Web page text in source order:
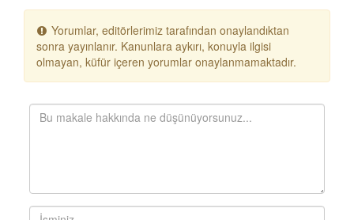
Yorumlar, editörlerimiz tarafından onaylandıktan
sonra yayınlanır. Kanunlara aykırı, konuyla ilgisi
olmayan, küfür içeren yorumlar onaylanmamaktadır.